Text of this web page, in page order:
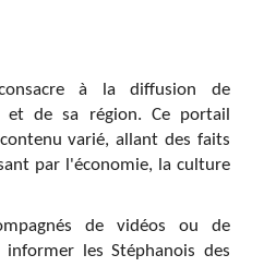
à la diffusion de
et de sa région. Ce portail
varié, allant des faits
par l'économie, la culture
de vidéos ou de
les Stéphanois des